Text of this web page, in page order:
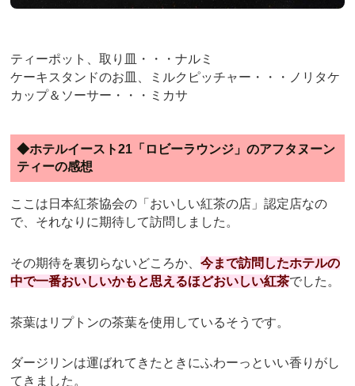
ティーポット、取り皿・・・ナルミ
ケーキスタンドのお皿、ミルクピッチャー・・・ノリタケ
カップ＆ソーサー・・・ミカサ
◆ホテルイースト21「ロビーラウンジ」のアフタヌーン
ティーの感想
ここは日本紅茶協会の「おいしい紅茶の店」認定店なの
で、それなりに期待して訪問しました。
その期待を裏切らないどころか、今まで訪問したホテルの
中で一番おいしいかもと思えるほどおいしい紅茶でした。
茶葉はリプトンの茶葉を使用しているそうです。
ダージリンは運ばれてきたときにふわーっといい香りがし
てきました。